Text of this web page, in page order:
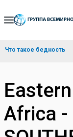
Skip
Navigation
Что такое бедность
Africa -